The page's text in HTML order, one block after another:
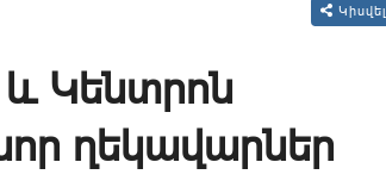
Կիսվել
և Կենտրոն
ղեկավարներ